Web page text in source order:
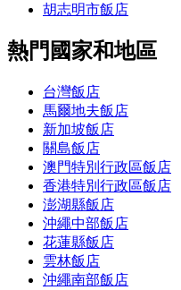
胡志明市飯店
熱門國家和地區
台灣飯店
馬爾地夫飯店
新加坡飯店
關島飯店
澳門特別行政區飯店
香港特別行政區飯店
澎湖縣飯店
沖繩中部飯店
花蓮縣飯店
雲林飯店
沖繩南部飯店